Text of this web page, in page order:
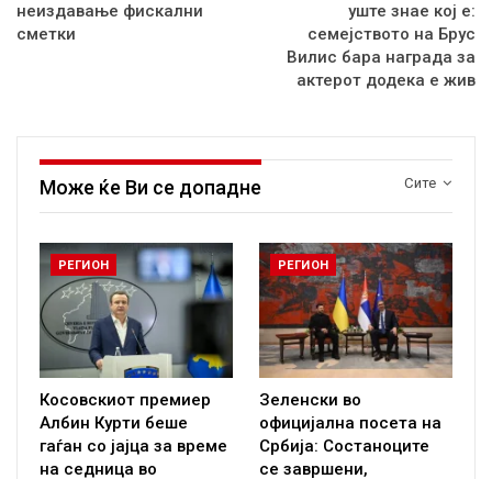
неиздавање фискални
сметки
уште знае кој е:
семејството на Брус
Вилис бара награда за
актерот додека е жив
Сите
Може ќе Ви се допадне
РЕГИОН
Косовскиот премиер
Албин Курти беше
гаѓан со јајца за време
на седница во
РЕГИОН
Зеленски во
официјална посета на
Србија: Состаноците
се завршени,